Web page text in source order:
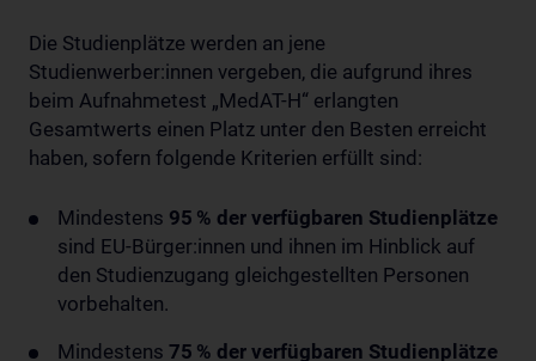
Die Studienplätze werden an jene
Studienwerber:innen vergeben, die aufgrund ihres
beim Aufnahmetest „MedAT-H“ erlangten
Gesamtwerts einen Platz unter den Besten erreicht
haben, sofern folgende Kriterien erfüllt sind:
Mindestens 95 % der verfügbaren Studienplätze
sind EU-Bürger:innen und ihnen im Hinblick auf
den Studienzugang gleichgestellten Personen
vorbehalten.
Mindestens 75 % der verfügbaren Studienplätze